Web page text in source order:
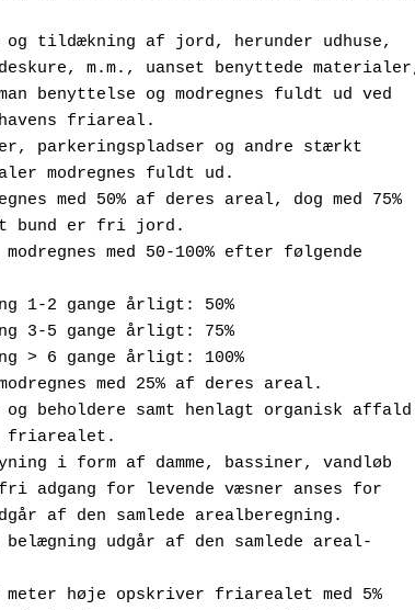
og tildækning af jord, herunder udhuse,
brændeskure, m.m., uanset benyttede
human benyttelse og modregnes fuldt ud ved
af havens friareal.
parkeringspladser og andre stærkt
arealer modregnes fuldt ud.
med 50% af deres areal, dog med 75%
bund er fri jord.
modregnes med 50-100% efter følgende
Slåning 1-2 gange årligt: 50%
Slåning 3-5 gange årligt: 75%
Slåning > 6 gange årligt: 100%
modregnes med 25% af deres areal.
og beholdere samt henlagt organisk affald
friarealet.
i form af damme, bassiner, vandløb
med fri adgang for levende væsner anses for
og udgår af den samlede arealberegning.
belægning udgår af den samlede areal-
meter høje opskriver friarealet med 5%